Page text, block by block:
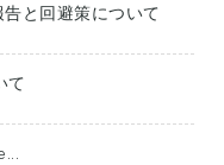
と回避策について
て